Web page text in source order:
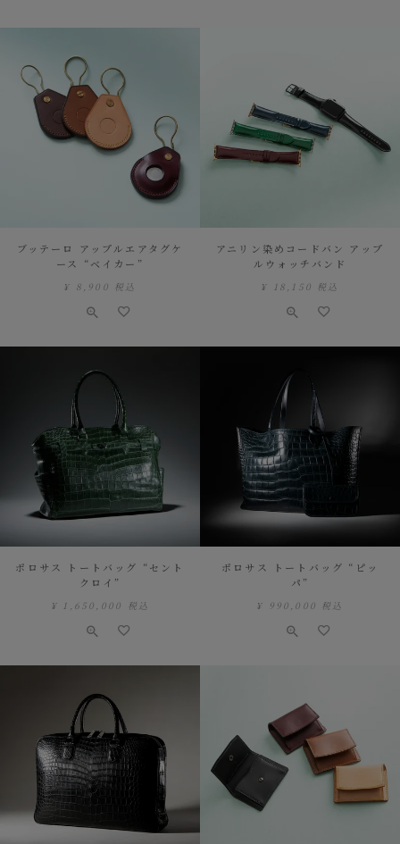
ブッテーロ アップルエアタグケ
ース “ベイカー”
¥ 8,900 税込
アニリン染めコードバン アップ
ルウォッチバンド
¥ 18,150 税込
ポロサス トートバッグ “セント
クロイ”
¥ 1,650,000 税込
ポロサス トートバッグ “ピッ
パ”
¥ 990,000 税込